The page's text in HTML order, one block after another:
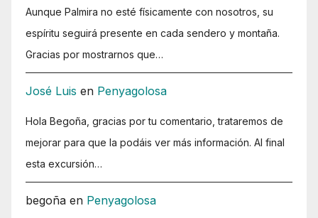
Aunque Palmira no esté físicamente con nosotros, su
espíritu seguirá presente en cada sendero y montaña.
Gracias por mostrarnos que…
José Luis en Penyagolosa
Hola Begoña, gracias por tu comentario, trataremos de
mejorar para que la podáis ver más información. Al final
esta excursión…
begoña en Penyagolosa